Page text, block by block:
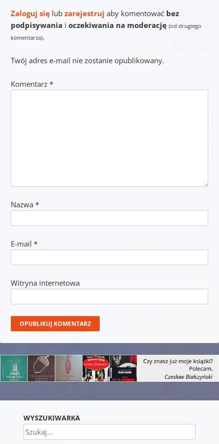
Zaloguj sięlub zarejestruj aby komentować bez
podpisywania i oczekiwania na moderację (od drugiego
komentarza).
Twój adres e-mail nie zostanie opublikowany.
Komentarz *
Nazwa *
E-mail *
Witryna internetowa
WYSZUKIWARKA
Szukaj